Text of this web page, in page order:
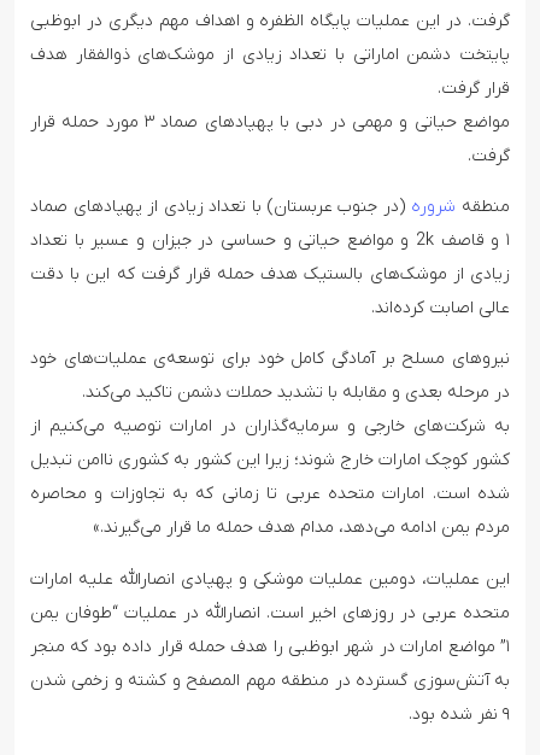
گرفت. در این عملیات پایگاه الظفره و اهداف مهم دیگری در ابوظبی
پایتخت دشمن اماراتی با تعداد زیادی از موشک‌های ذوالفقار هدف
قرار گرفت.
مواضع حیاتی و مهمی در دبی با پهپادهای صماد ۳ مورد حمله قرار
گرفت.
منطقه شروره (در جنوب عربستان) با تعداد زیادی از پهپادهای صماد
۱ و قاصف 2k و مواضع حیاتی و حساسی در جیزان و عسیر با تعداد
زیادی از موشک‌های بالستیک هدف حمله قرار گرفت که این با دقت
عالی اصابت کرده‌اند.
نیروهای مسلح بر آمادگی کامل خود برای توسعه‌ی عملیات‌های خود
در مرحله بعدی و مقابله با تشدید حملات دشمن تاکید می‌کند.
به شرکت‌های خارجی و سرمایه‌گذاران در امارات توصیه می‌کنیم از
کشور کوچک امارات خارج شوند؛ زیرا این کشور به کشوری ناامن تبدیل
شده است. امارات متحده عربی تا زمانی که به تجاوزات و محاصره
مردم یمن ادامه می‌دهد، مدام هدف حمله ما قرار می‌گیرند.»
این عملیات، دومین عملیات موشکی و پهپادی انصارالله علیه امارات
متحده عربی در روزهای اخیر است. انصارالله در عملیات “طوفان یمن
۱” مواضع امارات در شهر ابوظبی را هدف حمله قرار داده بود که منجر
به آتش‌سوزی گسترده در منطقه مهم المصفح و کشته و زخمی شدن
۹ نفر شده بود.